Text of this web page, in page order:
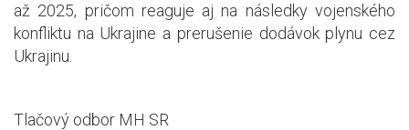
až 2025, pričom reaguje aj na následky vojenského
konfliktu na Ukrajine a prerušenie dodávok plynu cez
Ukrajinu.
Tlačový odbor MH SR